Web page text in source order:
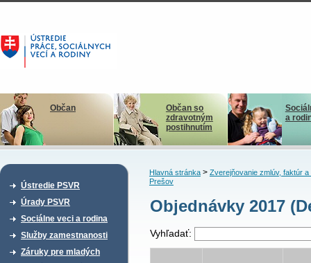
Občan
Občan so
zdravotným
postihnutím
a
Ústredie PSVR
Úrady PSVR
Sociálne veci a rodina
Služby zamestnanosti
Záruky pre mladých
Hlavná stránka> Zverejňovanie zmlúv, faktúr a
Prešov
Objednávky 2017
Vyhľadať: